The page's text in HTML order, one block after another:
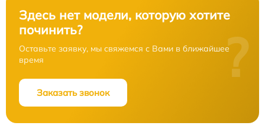
Здесь нет модели, которую хотите
починить?
Оставьте заявку, мы свяжемся с Вами в ближайшее
время
Заказать звонок
?